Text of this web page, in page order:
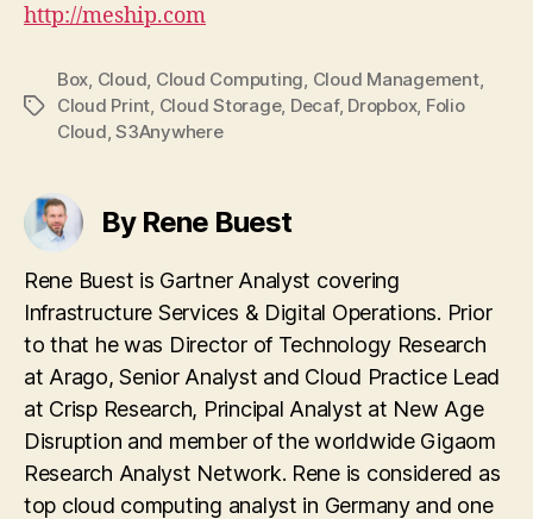
http://meship.com
Tags
Box Cloud Cloud Computing Cloud Management,
Cloud Print Cloud Storage, Decaf, Dropbox, Folio
Cloud ,S3Anywhere
By Rene Buest
Rene Buest is Gartner Analyst covering
Infrastructure Services & Digital Operations. Prior
to that he was Director of Technology Research
at Arago, Senior Analyst and Cloud Practice Lead
at Crisp Research, Principal Analyst at New Age
Disruption and member of the worldwide Gigaom
Research Analyst Network. Rene is considered as
top cloud computing analyst in Germany and one